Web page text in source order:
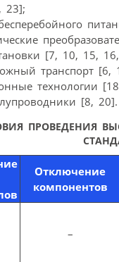
23];
[7, 10, 15,
транспорт [6,
технологии
[8, 20].
ПРОВЕДЕНИЯ
Отключение
компонентов
–